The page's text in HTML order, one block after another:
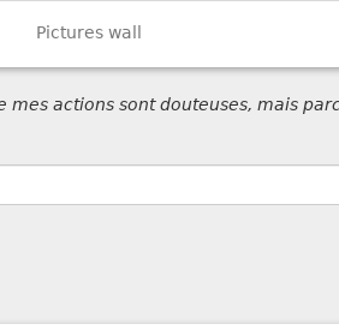
Pictures wall
mes actions sont douteuses, mais